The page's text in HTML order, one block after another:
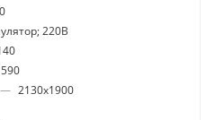
220В
590
— 2130x1900